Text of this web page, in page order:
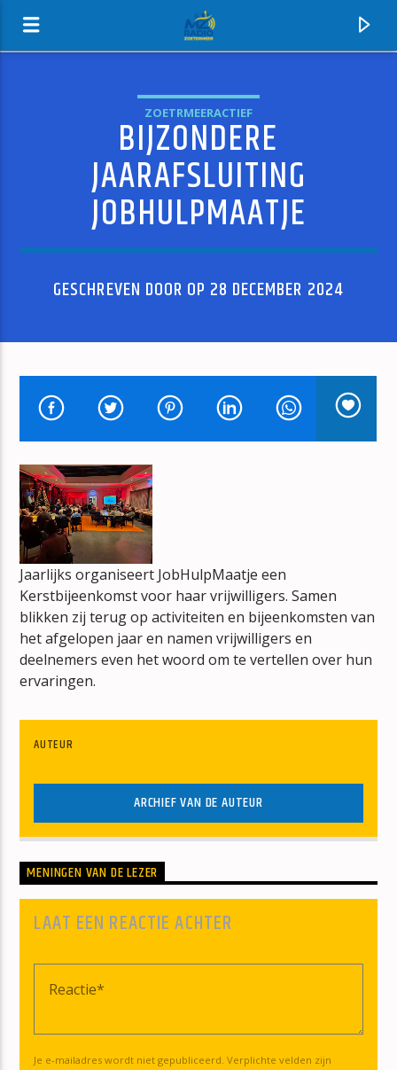
MZ-RADIO
HUIDIG NUMMER
AMERICAN TOWN
ED SHEERAN
mz-radio
ZOETRMEERACTIEF
BIJZONDERE
JAARAFSLUITING
JOBHULPMAATJE
GESCHREVEN DOOR OP 28 DECEMBER 2024
Jaarlijks organiseert JobHulpMaatje een
Kerstbijeenkomst voor haar vrijwilligers. Samen
blikken zij terug op activiteiten en bijeenkomsten van
het afgelopen jaar en namen vrijwilligers en
deelnemers even het woord om te vertellen over hun
ervaringen.
AUTEUR
ARCHIEF VAN DE AUTEUR
MENINGEN VAN DE LEZER
LAAT EEN REACTIE ACHTER
Je e-mailadres wordt niet gepubliceerd. Verplichte velden zijn